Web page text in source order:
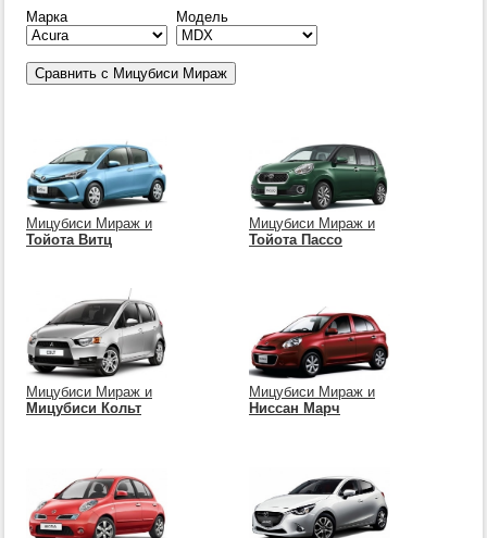
Марка
Модель
Мицубиси Мираж и
Тойота Витц
Мицубиси Мираж и
Тойота Пассо
Мицубиси Мираж и
Мицубиси Кольт
Мицубиси Мираж и
Ниссан Марч